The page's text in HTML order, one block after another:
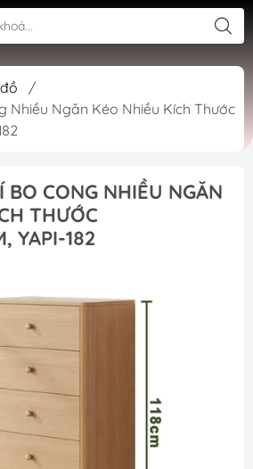
/
Nhiều Ngăn Kéo Nhiều Kích Thước
BO CONG NHIỀU NGĂN
THƯỚC
YAPI-182